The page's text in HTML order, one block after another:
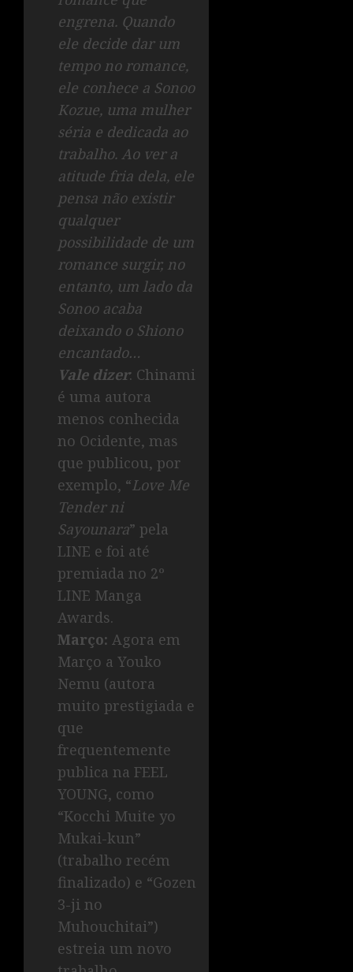
engrena. Quando
ele decide dar um
tempo no romance,
ele conhece a Sonoo
Kozue, uma mulher
séria e dedicada ao
trabalho. Ao ver a
atitude fria dela, ele
pensa não existir
qualquer
possibilidade de um
romance surgir, no
entanto, um lado da
Sonoo acaba
deixando o Shiono
encantado…
Vale dizer: Chinami
é uma autora
menos conhecida
no Ocidente, mas
que publicou, por
exemplo, “Love Me
Tender ni
Sayounara” pela
LINE e foi até
premiada no 2º
LINE Manga
Awards.
Março: Agora em
Março a Youko
Nemu (autora
muito prestigiada e
que
frequentemente
publica na FEEL
YOUNG, como
“Kocchi Muite yo
Mukai-kun”
(trabalho recém
finalizado) e “Gozen
3-ji no
Muhouchitai”)
estreia um novo